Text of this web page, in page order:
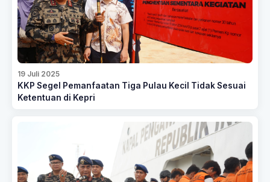
19 Juli 2025
KKP Segel Pemanfaatan Tiga Pulau Kecil Tidak Sesuai
Ketentuan di Kepri